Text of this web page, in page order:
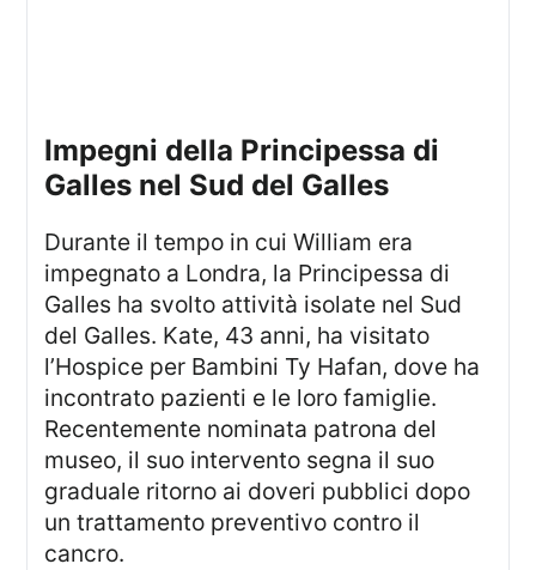
Impegni della Principessa di
Galles nel Sud del Galles
Durante il tempo in cui William era
impegnato a Londra, la Principessa di
Galles ha svolto attività isolate nel Sud
del Galles. Kate, 43 anni, ha visitato
l’Hospice per Bambini Ty Hafan, dove ha
incontrato pazienti e le loro famiglie.
Recentemente nominata patrona del
museo, il suo intervento segna il suo
graduale ritorno ai doveri pubblici dopo
un trattamento preventivo contro il
cancro.